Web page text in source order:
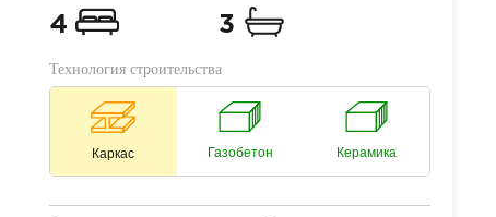
4 3
Технология строительства
Каркас Газобетон Керамика